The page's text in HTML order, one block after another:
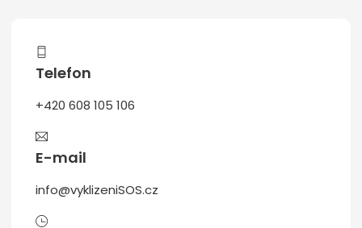
Telefon
+420 608 105 106
E-mail
info@vyklizeniSOS.cz